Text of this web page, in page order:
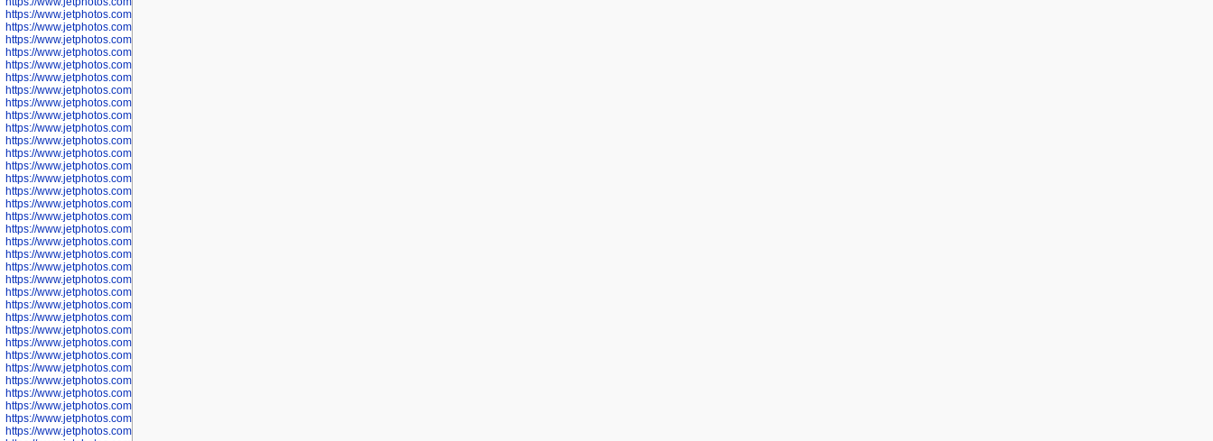
https://www.jetphotos.com/photographer/602900
https://www.jetphotos.com/photographer/602904
https://www.jetphotos.com/photographer/602907
https://www.jetphotos.com/photographer/602913
https://www.jetphotos.com/photographer/602916
https://www.jetphotos.com/photographer/602918
https://www.jetphotos.com/photographer/602922
https://www.jetphotos.com/photographer/602923
https://www.jetphotos.com/photographer/602925
https://www.jetphotos.com/photographer/602926
https://www.jetphotos.com/photographer/600534
https://www.jetphotos.com/photographer/600535
https://www.jetphotos.com/photographer/600536
https://www.jetphotos.com/photographer/600538
https://www.jetphotos.com/photographer/600539
https://www.jetphotos.com/photographer/600540
https://www.jetphotos.com/photographer/600542
https://www.jetphotos.com/photographer/600543
https://www.jetphotos.com/photographer/600544
https://www.jetphotos.com/photographer/600547
https://www.jetphotos.com/photographer/600548
https://www.jetphotos.com/photographer/600549
https://www.jetphotos.com/photographer/600550
https://www.jetphotos.com/photographer/600552
https://www.jetphotos.com/photographer/600553
https://www.jetphotos.com/photographer/600555
https://www.jetphotos.com/photographer/600558
https://www.jetphotos.com/photographer/600565
https://www.jetphotos.com/photographer/600566
https://www.jetphotos.com/photographer/600567
https://www.jetphotos.com/photographer/600568
https://www.jetphotos.com/photographer/600571
https://www.jetphotos.com/photographer/600573
https://www.jetphotos.com/photographer/600575